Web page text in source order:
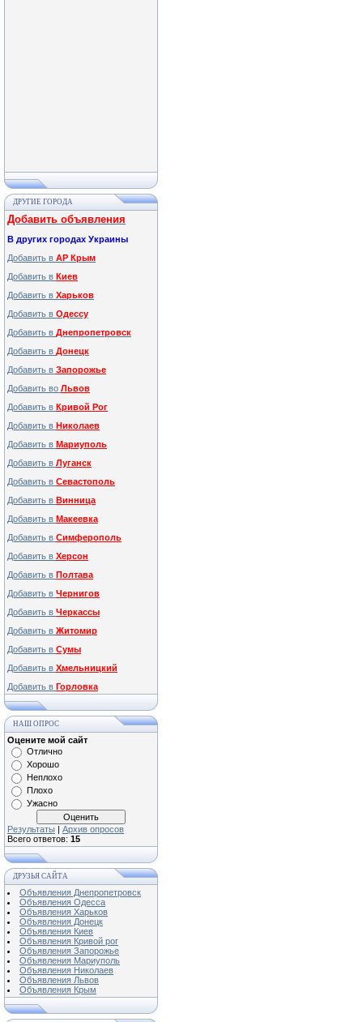
ДРУГИЕ ГОРОДА
Добавить объявления
В других городах Украины
Добавить в АР Крым
Добавить в Киев
Добавить в Харьков
Добавить в Одессу
Добавить в Днепропетровск
Добавить в Донецк
Добавить в Запорожье
Добавить во Львов
Добавить в Кривой Рог
Добавить в Николаев
Добавить в Мариуполь
Добавить в Луганск
Добавить в Севастополь
Добавить в Винница
Добавить в Макеевка
Добавить в Симферополь
Добавить в Херсон
Добавить в Полтава
Добавить в Чернигов
Добавить в Черкассы
Добавить в Житомир
Добавить в Сумы
Добавить в Хмельницкий
Добавить в Горловка
НАШ ОПРОС
Оцените мой сайт
Отлично
Хорошо
Неплохо
Плохо
Ужасно
Результаты | Архив опросов
Всего ответов: 15
ДРУЗЬЯ САЙТА
Объявления Днепропетровск
Объявления Одесса
Объявления Харьков
Объявления Донецк
Объявления Киев
Объявления Кривой рог
Объявления Запорожье
Объявления Мариуполь
Объявления Николаев
Объявления Львов
Объявления Крым